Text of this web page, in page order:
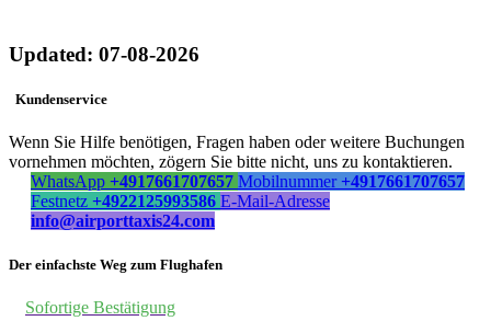
Updated: 07-08-2026
Kundenservice
Wenn Sie Hilfe benötigen, Fragen haben oder weitere Buchungen
vornehmen möchten, zögern Sie bitte nicht, uns zu kontaktieren.
WhatsApp +4917661707657 Mobilnummer +4917661707657
Festnetz +4922125993586 E-Mail-Adresse
info@airporttaxis24.com
Der einfachste Weg zum Flughafen
Sofortige Bestätigung